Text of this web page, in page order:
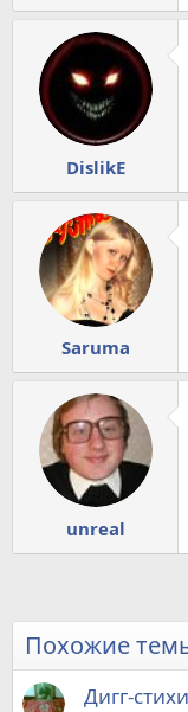
DislikE
Saruma
unreal
Похожие
Дигг-